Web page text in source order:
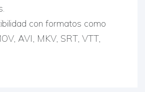
con formatos como
AVI, MKV, SRT, VTT,